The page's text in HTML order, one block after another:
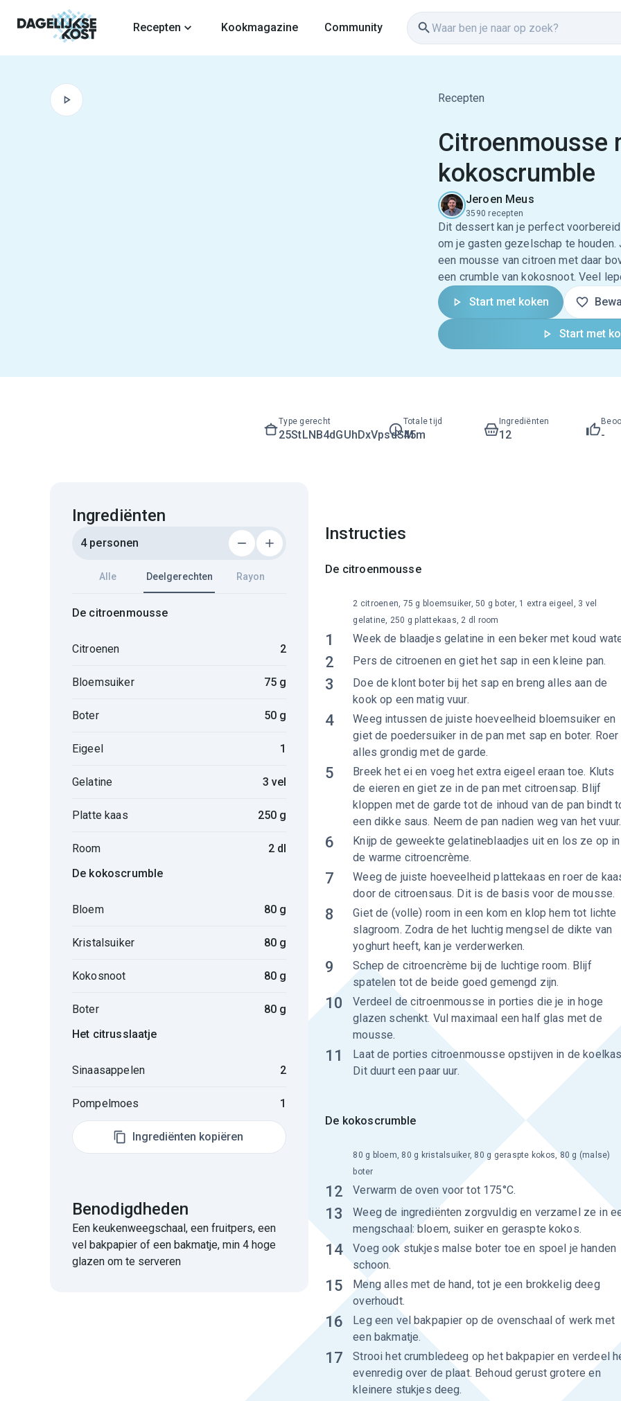
Recepten
Kookmagazine Community
Recepten
Citroenmousse
kokoscrumble
Jeroen Meus
3590 recepten
Dit dessert kan je perfect
om je gasten gezelschap te
een mousse van citroen met daar
een crumble van kokosnoot. Veel
Start met koken
Start met
Type gerecht
25StLNB4dGUhDxVpsdSM
Totale tijd
45m
Ingrediënten
12 -
Ingrediënten
4 personen
Alle Deelgerechten Rayon
De citroenmousse
Citroenen 2
Bloemsuiker 75 g
Boter 50 g
Eigeel 1
Gelatine 3 vel
Platte kaas 250 g
Room
2 dl
De kokoscrumble
Bloem 80 g
Kristalsuiker 80 g
Kokosnoot 80 g
Boter
80 g
Het citrusslaatje
Sinaasappelen 2
Pompelmoes 1
Ingrediënten kopiëren
Benodigdheden
Een keukenweegschaal, een fruitpers, een
vel bakpapier of een bakmatje, min 4 hoge
glazen om te serveren
Instructies
De citroenmousse
1 Week de blaadjes gelatine in een beker met koud
2 citroenen, 75 g bloemsuiker, 50 g boter, 1 extra eigeel, 3 vel
gelatine, 250 g plattekaas, 2 dl room
2 Pers de citroenen en giet het sap in een kleine pan.
3
Doe de klont boter bij het sap en breng alles aan de
kook op een matig vuur.
4
Weeg intussen de juiste hoeveelheid bloemsuiker en
giet de poedersuiker in de pan met sap en boter. Roer
alles grondig met de garde.
5
Breek het ei en voeg het extra eigeel eraan toe. Kluts
de eieren en giet ze in de pan met citroensap. Blijf
kloppen met de garde tot de inhoud van de pan bindt
een dikke saus. Neem de pan nadien weg van het vuur.
6
Knijp de geweekte gelatineblaadjes uit en los ze op in
de warme citroencrème.
7
Weeg de juiste hoeveelheid plattekaas en roer de
door de citroensaus. Dit is de basis voor de mousse.
8
Giet de (volle) room in een kom en klop hem tot lichte
slagroom. Zodra de het luchtig mengsel de dikte van
yoghurt heeft, kan je verderwerken.
9
Schep de citroencrème bij de luchtige room. Blijf
spatelen tot de beide goed gemengd zijn.
10
Verdeel de citroenmousse in porties die je in hoge
glazen schenkt. Vul maximaal een half glas met de
mousse.
11
Laat de porties citroenmousse opstijven in de
Dit duurt een paar uur.
De kokoscrumble
12 Verwarm de oven voor tot 175°C.
80 g bloem, 80 g kristalsuiker, 80 g geraspte kokos, 80 g (malse)
boter
13
Weeg de ingrediënten zorgvuldig en verzamel ze in
mengschaal: bloem, suiker en geraspte kokos.
14
Voeg ook stukjes malse boter toe en spoel je handen
schoon.
15
Meng alles met de hand, tot je een brokkelig deeg
overhoudt.
16
Leg een vel bakpapier op de ovenschaal of werk met
een bakmatje.
17
Strooi het crumbledeeg op het bakpapier en verdeel
evenredig over de plaat. Behoud gerust grotere en
kleinere stukjes deeg.